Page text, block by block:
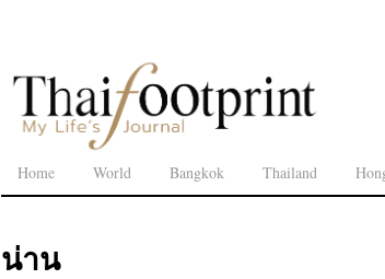
Home World Bangkok Thailand
น่าน